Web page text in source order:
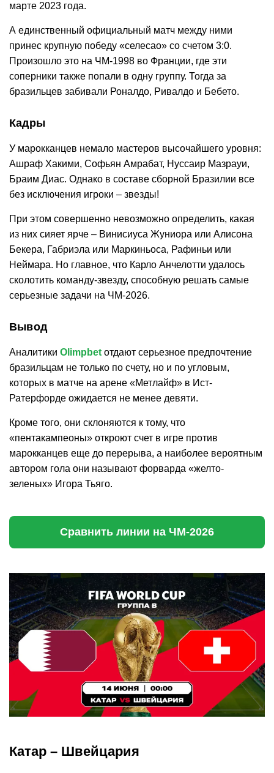
марте 2023 года.
А единственный официальный матч между ними
принес крупную победу «селесао» со счетом 3:0.
Произошло это на ЧМ-1998 во Франции, где эти
соперники также попали в одну группу. Тогда за
бразильцев забивали Роналдо, Ривалдо и Бебето.
Кадры
У марокканцев немало мастеров высочайшего уровня:
Ашраф Хакими, Софьян Амрабат, Нуссаир Мазрауи,
Браим Диас. Однако в составе сборной Бразилии все
без исключения игроки – звезды!
При этом совершенно невозможно определить, какая
из них сияет ярче – Винисиуса Жуниора или Алисона
Бекера, Габриэла или Маркиньоса, Рафиньи или
Неймара. Но главное, что Карло Анчелотти удалось
сколотить команду-звезду, способную решать самые
серьезные задачи на ЧМ-2026.
Вывод
Аналитики Olimpbet отдают серьезное предпочтение
бразильцам не только по счету, но и по угловым,
которых в матче на арене «Метлайф» в Ист-
Ратерфорде ожидается не менее девяти.
Кроме того, они склоняются к тому, что
«пентакампеоны» откроют счет в игре против
марокканцев еще до перерыва, а наиболее вероятным
автором гола они называют форварда «желто-
зеленых» Игора Тьяго.
Сравнить линии на ЧМ-2026
Катар – Швейцария